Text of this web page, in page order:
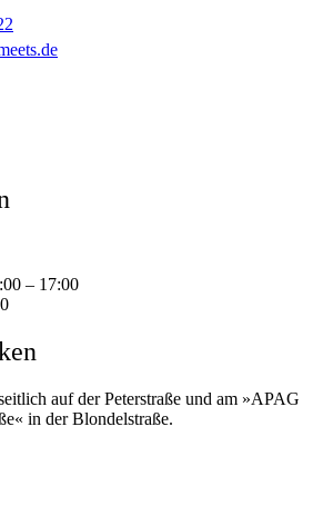
– 17:00
auf der Peterstraße und am »APAG
in der Blondelstraße.